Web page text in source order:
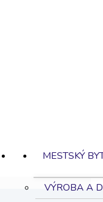
MESTSKÝ
VÝROBA A